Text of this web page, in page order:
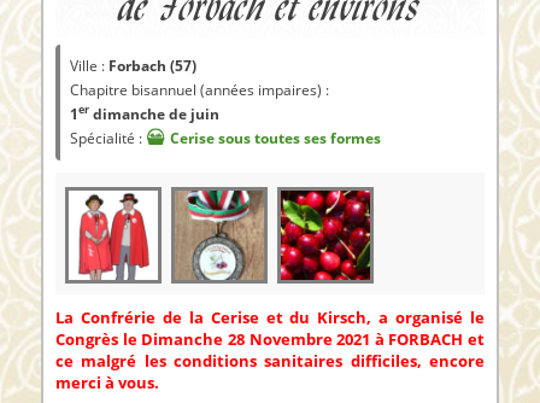
Ville : Forbach (57)
Chapitre bisannuel (années impaires) :
1er dimanche de juin
Spécialité :
Cerise sous toutes ses formes
La Confrérie de la Cerise et du Kirsch, a organisé le
Congrès le Dimanche 28 Novembre 2021 à FORBACH et
ce malgré les conditions sanitaires difficiles, encore
merci à vous.